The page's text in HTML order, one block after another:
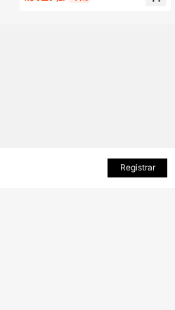
ADICIONAR AO CARRINHO
Registrar